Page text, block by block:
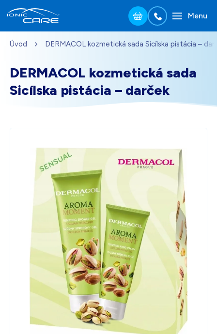
Přejít na hlavní obsah
Menu
Úvod DERMACOL kozmetická sada Sicílska pistácia –
DERMACOL kozmetická sada
Sicílska pistácia – darček
Na sklade – doprava zdarma Darček pre vás po zadaní kódu
Perleťovo biela
Na sklade – doprava zdarma Darček pre vás po zadaní kódu
Čierna 151,00
Na sklade – doprava zdarma Darček pre vás po zadaní kódu
Biela s kryštálmi 205,00
Na sklade – doprava zdarma Darček pre vás po zadaní kódu